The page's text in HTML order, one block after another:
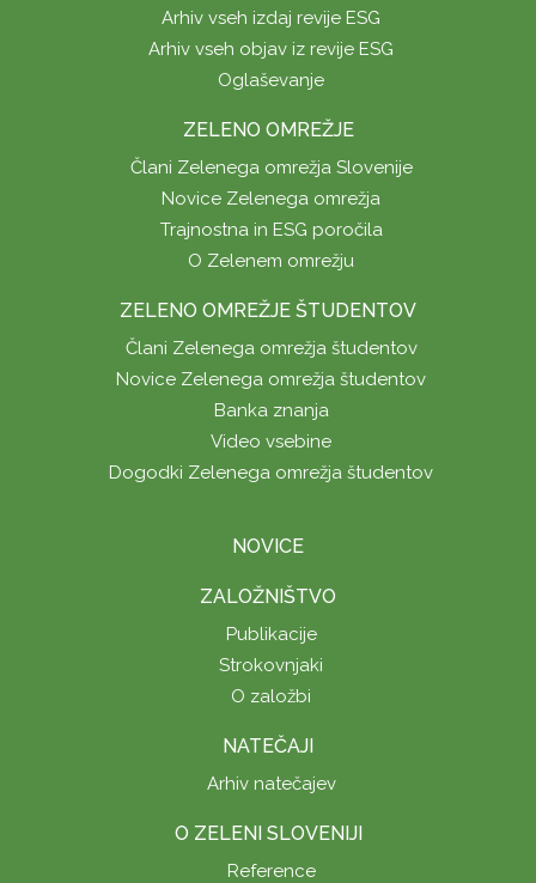
Arhiv vseh izdaj revije ESG
Arhiv vseh objav iz revije ESG
Oglaševanje
ZELENO OMREŽJE
Člani Zelenega omrežja Slovenije
Novice Zelenega omrežja
Trajnostna in ESG poročila
O Zelenem omrežju
ZELENO OMREŽJE ŠTUDENTOV
Člani Zelenega omrežja študentov
Novice Zelenega omrežja študentov
Banka znanja
Video vsebine
Dogodki Zelenega omrežja študentov
NOVICE
ZALOŽNIŠTVO
Publikacije
Strokovnjaki
O založbi
NATEČAJI
Arhiv natečajev
O ZELENI SLOVENIJI
Reference